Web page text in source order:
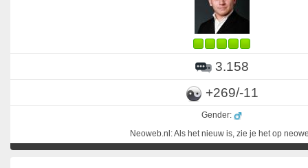
3.158
+269/-11
Gender:
Neoweb.nl: Als het nieuw is, zie je het op